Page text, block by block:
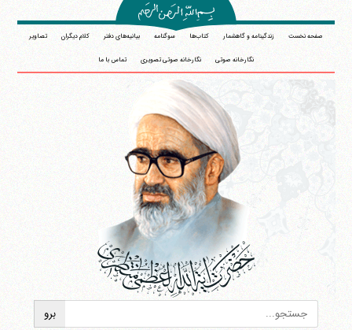
صفحه نخست زندگینامه و گاهشمار کتاب‌ها سوگنامه بیانیه‌های دفتر کلام دیگران تصاویر
نگارخانه صوتی نگارخانه صوتی تصویری تماس با ما